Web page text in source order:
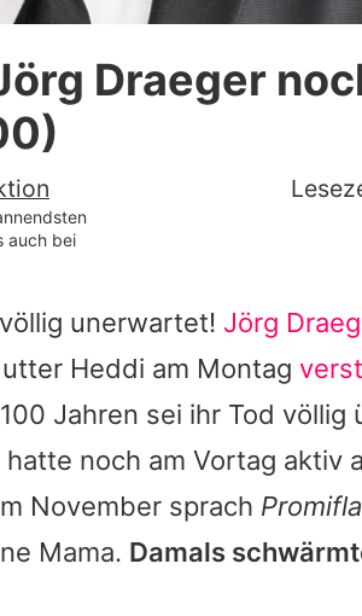
Utiq verwalten
Draeger
auch bei
unerwartet! Jörg
Heddi am Montag
Jahren sei ihr Tod völlig
noch am Vortag aktiv
November sprach
Mama. Damals